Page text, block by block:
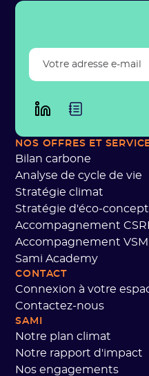
NOS OFFRES ET
Bilan carbone
Analyse de cycle de vie
Stratégie climat
Stratégie d'éco-
Accompagnement
Accompagnement
Sami Academy
CONTACT
Connexion à votre
Contactez-nous
SAMI
Notre plan climat
Notre rapport d'impact
Nos engagements